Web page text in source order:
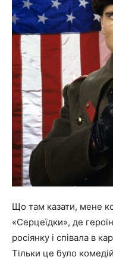
Що там казати, мене
«Серцеїдки», де
росіянку і співала в
Тільки це було